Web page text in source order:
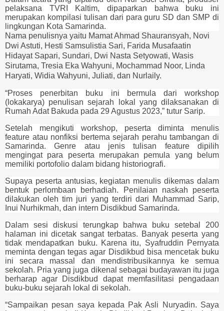
pelaksana TVRI Kaltim, dipaparkan bahwa buku ini
merupakan kompilasi tulisan dari para guru SD dan SMP di
lingkungan Kota Samarinda.
Nama penulisnya yaitu Mamat Ahmad Shauransyah, Novi
Dwi Astuti, Hesti Samsulistia Sari, Farida Musafaatin
Hidayat Sapari, Sundari, Dwi Nasta Setyowati, Wasis
Sirutama, Tresia Eka Wahyuni, Mochammad Noor, Linda
Haryati, Widia Wahyuni, Juliati, dan Nurlaily.
“Proses penerbitan buku ini bermula dari workshop
(lokakarya) penulisan sejarah lokal yang dilaksanakan di
Rumah Adat Bakuda pada 29 Agustus 2023,” tutur Sarip.
Setelah mengikuti workshop, peserta diminta menulis
feature atau nonfiksi bertema sejarah perahu tambangan di
Samarinda. Genre atau jenis tulisan feature dipilih
mengingat para peserta merupakan pemula yang belum
memiliki portofolio dalam bidang historiografi.
Supaya peserta antusias, kegiatan menulis dikemas dalam
bentuk perlombaan berhadiah. Penilaian naskah peserta
dilakukan oleh tim juri yang terdiri dari Muhammad Sarip,
Inui Nurhikmah, dan intern Disdikbud Samarinda.
Dalam sesi diskusi terungkap bahwa buku setebal 200
halaman ini dicetak sangat terbatas. Banyak peserta yang
tidak mendapatkan buku. Karena itu, Syafruddin Pernyata
meminta dengan tegas agar Disdikbud bisa mencetak buku
ini secara massal dan mendistribusikannya ke semua
sekolah. Pria yang juga dikenal sebagai budayawan itu juga
berharap agar Disdikbud dapat memfasilitasi pengadaan
buku-buku sejarah lokal di sekolah.
“Sampaikan pesan saya kepada Pak Asli Nuryadin. Saya